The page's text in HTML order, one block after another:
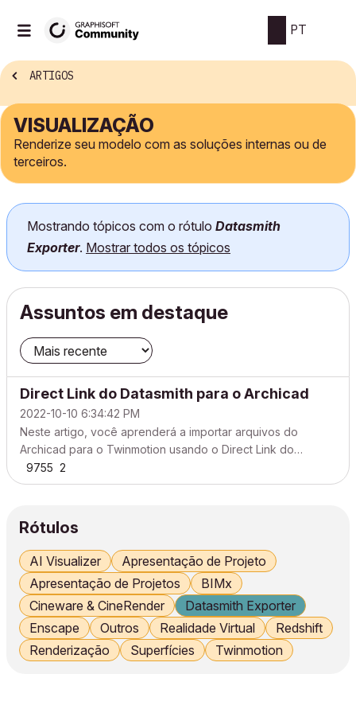
PT
ARTIGOS
VISUALIZAÇÃO
Renderize seu modelo com as soluções internas ou de
terceiros.
Mostrando tópicos com o rótulo Datasmith
Exporter. Mostrar todos os tópicos
Assuntos em destaque
Direct Link do Datasmith para o Archicad
2022-10-10 6:34:42 PM
Neste artigo, você aprenderá a importar arquivos do
Archicad para o Twinmotion usando o Direct Link do
Datasmith para Archicad. O plug-in Graphisoft Archicad
Exporter apresenta a funcionalidade Direct Link, que
Twinmotio...
9755 2
Rótulos
AI Visualizer
Apresentação de Projeto
Apresentação de Projetos
BIMx
Cineware & CineRender
Datasmith Exporter
Enscape
Outros Realidade Virtual
Redshift
Renderização
Superfícies Twinmotion